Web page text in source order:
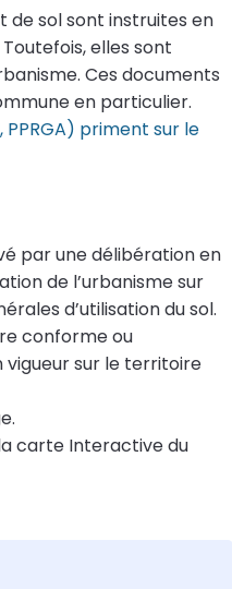
de sol sont instruites en
elles sont
Ces documents
en particulier.
priment sur le
par une délibération en
de l’urbanisme sur
d’utilisation du sol.
conforme ou
sur le territoire
carte Interactive du